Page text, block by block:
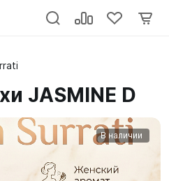
JASMINE D
В наличии